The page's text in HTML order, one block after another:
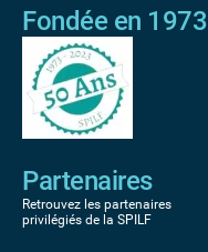
Fondée en 1973
Partenaires
Retrouvez les partenaires
privilégiés de la SPILF